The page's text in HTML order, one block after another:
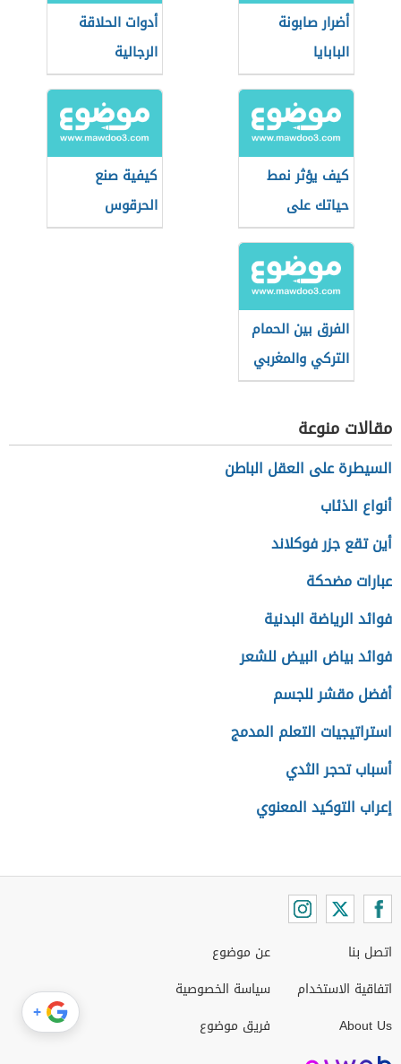
أضرار صابونة
البابايا
أدوات الحلاقة
الرجالية
كيف يؤثر نمط
حياتك على
طاقتك الإيجابية؟
كيفية صنع
الحرقوس
التونسي
الفرق بين الحمام
التركي والمغربي
مقالات منوعة
السيطرة على العقل الباطن
أنواع الذئاب
أين تقع جزر فوكلاند
عبارات مضحكة
فوائد الرياضة البدنية
فوائد بياض البيض للشعر
أفضل مقشر للجسم
استراتيجيات التعلم المدمج
أسباب تحجر الثدي
إعراب التوكيد المعنوي
اتصل بنا
اتفاقية الاستخدام
About Us
عن موضوع
سياسة الخصوصية
فريق موضوع
+